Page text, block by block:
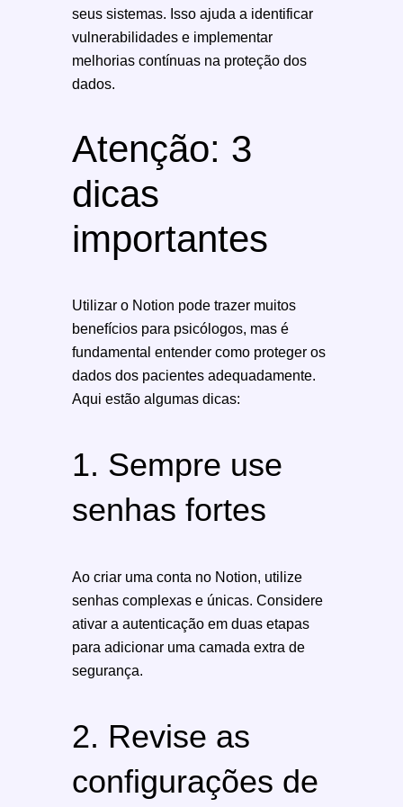
seus sistemas. Isso ajuda a identificar
vulnerabilidades e implementar
melhorias contínuas na proteção dos
dados.
Atenção: 3
dicas
importantes
Utilizar o Notion pode trazer muitos
benefícios para psicólogos, mas é
fundamental entender como proteger os
dados dos pacientes adequadamente.
Aqui estão algumas dicas:
1. Sempre use
senhas fortes
Ao criar uma conta no Notion, utilize
senhas complexas e únicas. Considere
ativar a autenticação em duas etapas
para adicionar uma camada extra de
segurança.
2. Revise as
configurações de